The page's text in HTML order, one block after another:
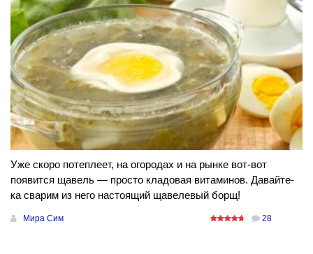
Уже скоро потеплеет, на огородах и на рынке вот-вот
появится щавель — просто кладовая витаминов. Давайте-
ка сварим из него настоящий щавелевый борщ!
Мира Сим 28